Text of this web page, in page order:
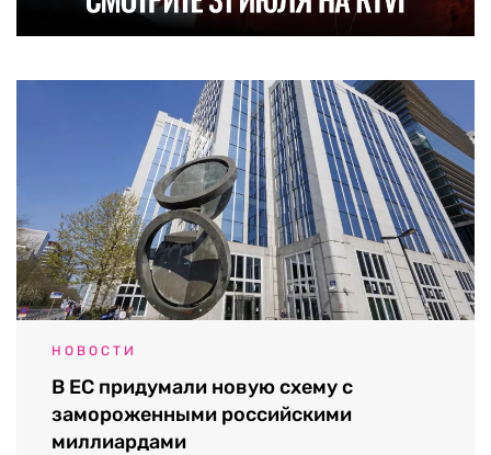
НОВОСТИ
В ЕС придумали новую схему с
замороженными российскими
миллиардами